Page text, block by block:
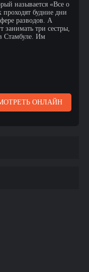
называется «Все о
проходят будние дни
разводов. А
занимать три сестры,
Стамбуле. Им
ОНЛАЙН